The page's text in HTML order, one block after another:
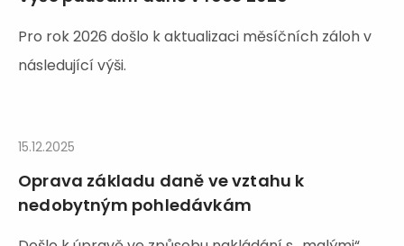
Pro rok 2026 došlo k aktualizaci měsíčních záloh v
následující výši.
15.12.2025
Oprava základu daně ve vztahu k
nedobytným pohledávkám